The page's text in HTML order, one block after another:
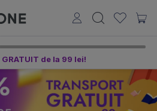
de la 99 lei!